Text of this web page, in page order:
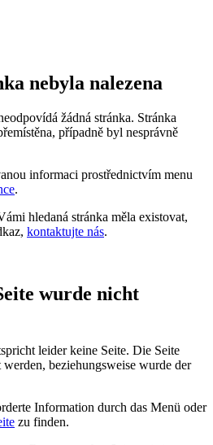
nebyla nalezena
žádná stránka. Stránka
případně byl nesprávně
informaci prostřednictvím menu
.
hledaná stránka měla existovat,
kontaktujte nás.
wurde nicht
leider keine Seite. Die Seite
beziehungsweise wurde der
Information durch das Menü oder
zu finden.